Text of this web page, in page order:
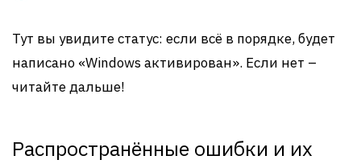
Тут вы увидите статус: если всё в порядке, будет
написано «Windows активирован». Если нет –
читайте дальше!
Распространённые ошибки и их